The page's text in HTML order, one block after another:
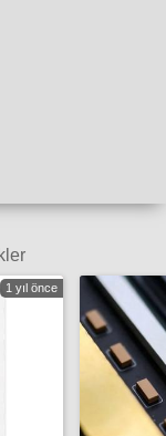
1 yıl önce